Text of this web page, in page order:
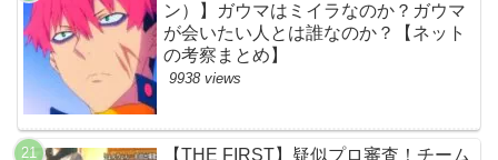
ン）】ガウマはミイラなのか？ガウマ
が会いたい人とは誰なのか？【ネット
の考察まとめ】
9938 views
【THE FIRST】疑似プロ審査！チーム